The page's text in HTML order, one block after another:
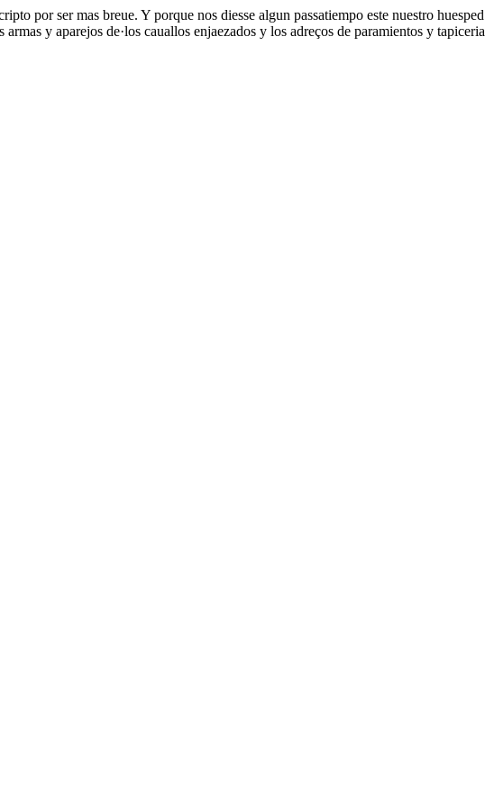
por ser mas breue. Y porque nos diesse algun passatiempo este nuestro
y aparejos de·los cauallos enjaezados y los adreços de paramientos y